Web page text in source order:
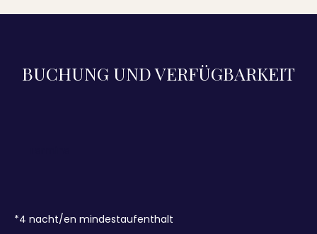
BUCHUNG UND VERFÜGBARKEIT
*4 nacht/en mindestaufenthalt